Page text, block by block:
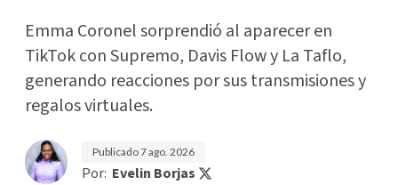
Emma Coronel sorprendió al aparecer en
TikTok con Supremo, Davis Flow y La Taflo,
generando reacciones por sus transmisiones y
regalos virtuales.
Publicado7 ago. 2026
Por: Evelin Borjas